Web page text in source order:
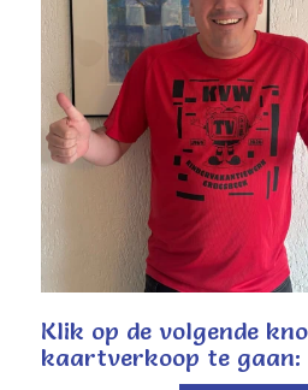
Klik op de volgende
kaartverkoop te gaan: